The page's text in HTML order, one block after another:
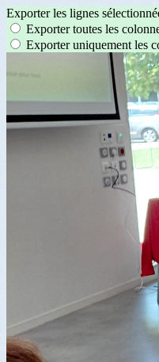
Exporter les lignes
Exporter toutes les
Exporter uniquement les